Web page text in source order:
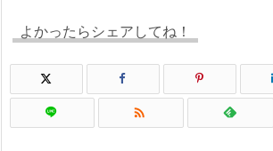
よかったらシェアしてね！
